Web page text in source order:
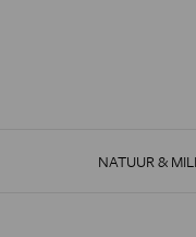
NATUUR &